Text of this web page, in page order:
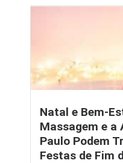
Natal e Bem-
Massagem e a
Paulo Podem
Festas de Fim